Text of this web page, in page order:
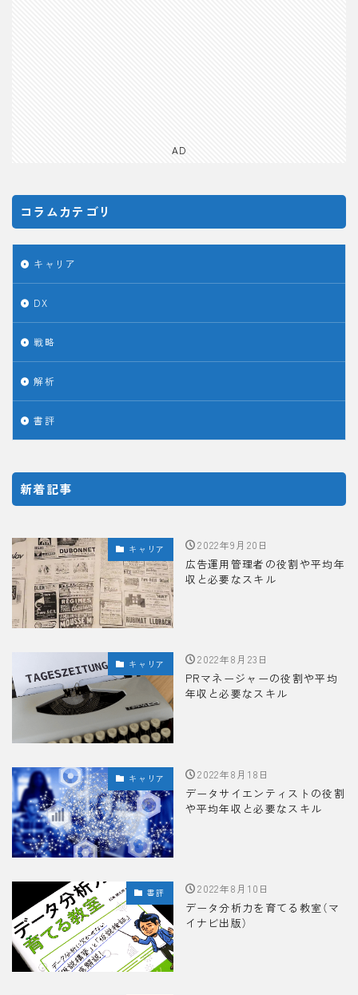
AD
コラムカテゴリ
キャリア
DX
戦略
解析
書評
新着記事
キャリア 2022年9月20日
広告運用管理者の役割や平均年
収と必要なスキル
キャリア 2022年8月23日
PRマネージャーの役割や平均
年収と必要なスキル
キャリア 2022年8月18日
データサイエンティストの役割
や平均年収と必要なスキル
書評 2022年8月10日
データ分析力を育てる教室（マ
イナビ出版）